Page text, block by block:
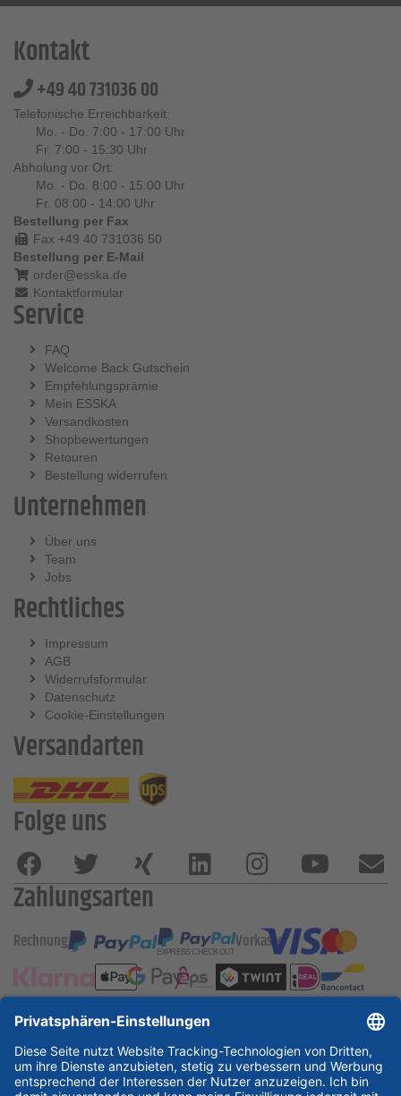
Kontakt
+49 40 731036 00
Telefonische Erreichbarkeit:
Mo. - Do. 7:00 - 17:00 Uhr
Fr. 7:00 - 15:30 Uhr
Abholung vor Ort:
Mo. - Do. 8:00 - 15:00 Uhr
Fr. 08:00 - 14:00 Uhr
Bestellung per Fax
Fax +49 40 731036 50
Bestellung per E-Mail
order@esska.de
Kontaktformular
Service
FAQ
Welcome Back Gutschein
Empfehlungsprämie
Mein ESSKA
Versandkosten
Shopbewertungen
Retouren
Bestellung widerrufen
Unternehmen
Über uns
Team
Jobs
Rechtliches
Impressum
AGB
Widerrufsformular
Datenschutz
Cookie-Einstellungen
Versandarten
Folge uns
Zahlungsarten
Rechnung Vorkasse
ESSKA International
new